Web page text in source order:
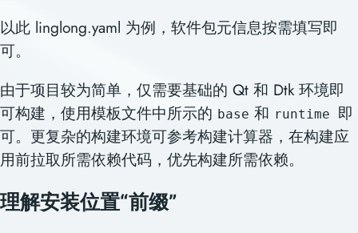
以此 linglong.yaml 为例，软件包元信息按需填写即
可。
由于项目较为简单，仅需要基础的 Qt 和 Dtk 环境即
可构建，使用模板文件中所示的 base 和 runtime
即
可。更复杂的构建环境可参考构建计算器，在构建应
用前拉取所需依赖代码，优先构建所需依赖。
理解安装位置“前缀”